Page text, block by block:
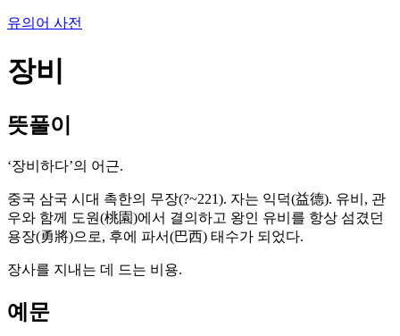
유의어 사전
장비
뜻풀이
‘장비하다’의 어근.
중국 삼국 시대 촉한의 무장(?~221). 자는 익덕(益德). 유비, 관
우와 함께 도원(桃園)에서 결의하고 왕인 유비를 항상 섬겼던
용장(勇將)으로, 후에 파서(巴西) 태수가 되었다.
장사를 지내는 데 드는 비용.
예문